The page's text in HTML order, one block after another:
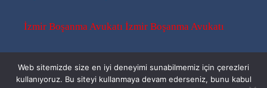
İzmir Boşanma Avukatı İzmir Boşanma Avukatı
Web sitemizde size en iyi deneyimi sunabilmemiz için çerezleri
kullanıyoruz. Bu siteyi kullanmaya devam ederseniz, bunu kabul